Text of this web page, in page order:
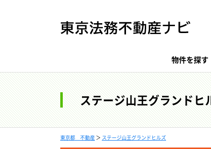
物件を探す
ステージ山王グランドヒ
東京都 不動産 ＞ ステージ山王グランドヒルズ